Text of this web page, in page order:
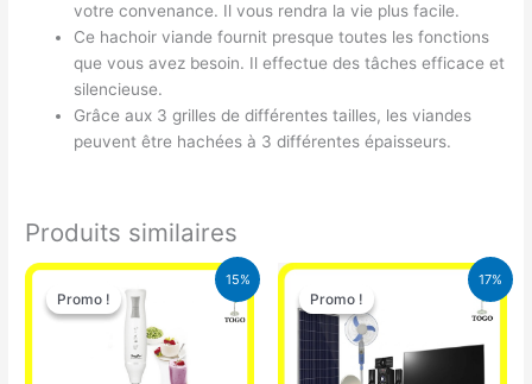
votre convenance. Il vous rendra la vie plus facile.
Ce hachoir viande fournit presque toutes les fonctions
que vous avez besoin. Il effectue des tâches efficace et
silencieuse.
Grâce aux 3 grilles de différentes tailles, les viandes
peuvent être hachées à 3 différentes épaisseurs.
Produits similaires
15%
Promo !
Promo !
Le
prix
initial
était :
12.900 CFA.
Le
17%
Promo !
Promo !
Le
initial
était :
430.000 CFA.
Le
prix
actuel
355.000